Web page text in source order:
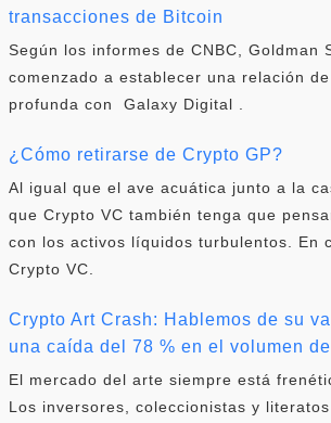
transacciones de Bitcoin
Según los informes de CNBC, Goldman
comenzado a establecer una relación
profunda con Galaxy Digital .
¿Cómo retirarse de Crypto GP?
Al igual que el ave acuática junto a la
que Crypto VC también tenga que
con los activos líquidos turbulentos. En
Crypto VC.
Crypto Art Crash: Hablemos de su
una caída del 78 % en el volumen
El mercado del arte siempre está
Los inversores, coleccionistas y